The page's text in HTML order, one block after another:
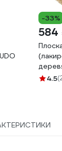
-33%
584
4.5